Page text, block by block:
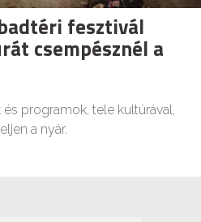
fesztivál
csempésznél a
programok, tele kultúrával,
a nyár.